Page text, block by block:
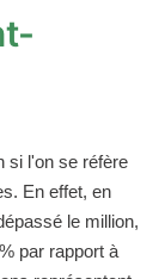
si l'on se réfère
En effet, en
le million,
par rapport à